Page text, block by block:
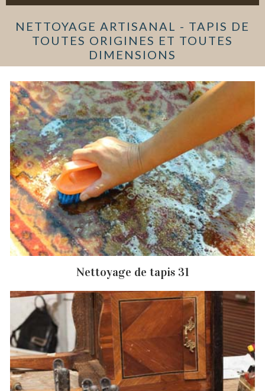
NETTOYAGE ARTISANAL - TAPIS DE
TOUTES ORIGINES ET TOUTES
DIMENSIONS
Nettoyage de tapis 31